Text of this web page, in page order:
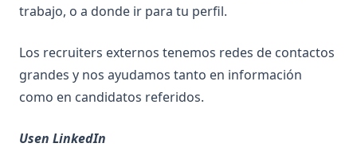
trabajo, o a donde ir para tu perfil.
Los recruiters externos tenemos redes de contactos
grandes y nos ayudamos tanto en información
como en candidatos referidos.
Usen LinkedIn